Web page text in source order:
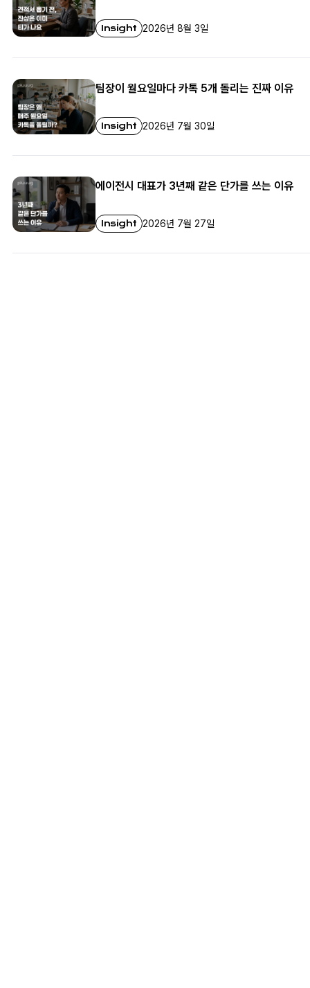
Insight 2026년 8월 3일
팀장이 월요일마다 카톡 5개 돌리는 진짜 이유
Insight 2026년 7월 30일
에이전시 대표가 3년째 같은 단가를 쓰는 이유
Insight 2026년 7월 27일